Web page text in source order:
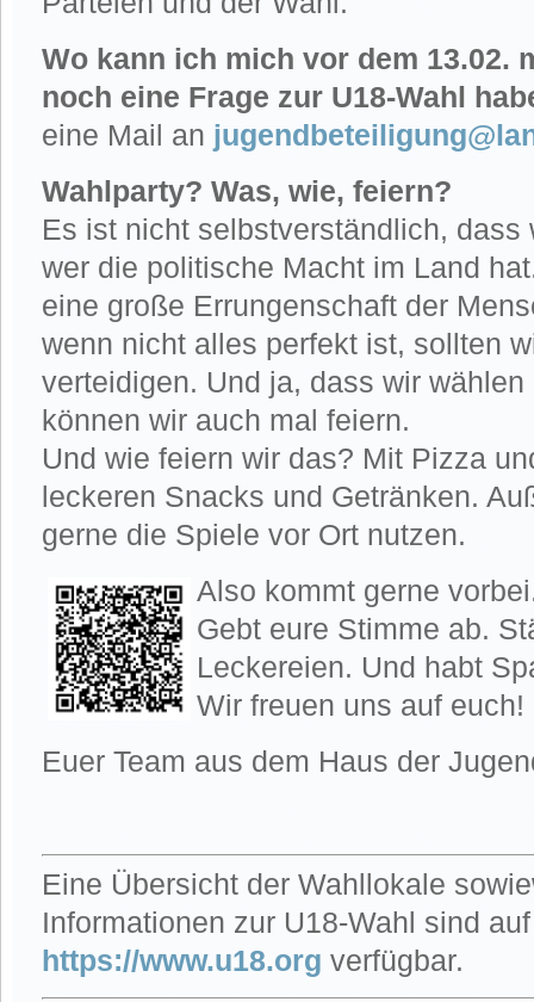
Wo kann ich mich vor dem 13.02.
noch eine Frage zur U18-Wahl
eine Mail an
Wahlparty? Was, wie, feiern?
Es ist nicht selbstverständlich, dass
wer die politische Macht im Land
eine große Errungenschaft der
wenn nicht alles perfekt ist, sollten
verteidigen. Und ja, dass wir
können wir auch mal feiern.
Und wie feiern wir das? Mit Pizza
leckeren Snacks und Getränken.
gerne die Spiele vor Ort nutzen.
Also kommt gerne
Gebt eure Stimme ab.
Leckereien. Und habt
Wir freuen uns auf euch!
Euer Team aus dem Haus der
Eine Übersicht der Wahllokale
Informationen zur U18-Wahl sind auf
https://www.u18.org verfügbar.